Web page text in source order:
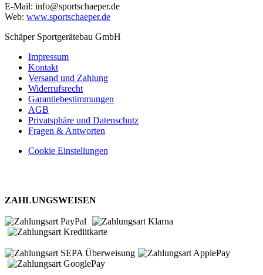
E-Mail: info@sportschaeper.de
Web: www.sportschaeper.de
Schäper Sportgerätebau GmbH
Impressum
Kontakt
Versand und Zahlung
Widerrufsrecht
Garantiebestimmungen
AGB
Privatsphäre und Datenschutz
Fragen & Antworten
Cookie Einstellungen
ZAHLUNGSWEISEN